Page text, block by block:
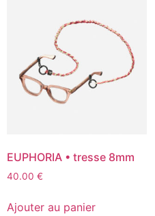
EUPHORIA • tresse 8mm
40.00 €
Ajouter au panier